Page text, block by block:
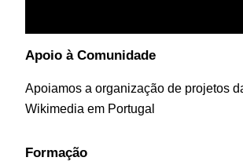
Apoio à Comunidade
Apoiamos a organização de projetos
Wikimedia em Portugal
Formação